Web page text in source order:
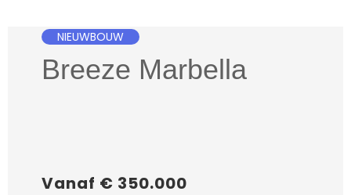
NIEUWBOUW
Breeze Marbella
Vanaf € 350.000